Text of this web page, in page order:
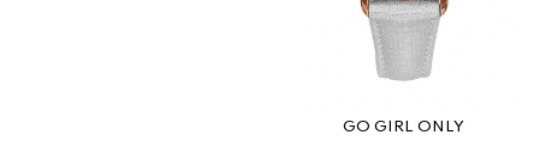
GO GIRL ONLY